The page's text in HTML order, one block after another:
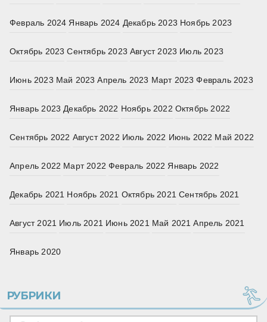
Февраль 2024 Январь 2024 Декабрь 2023 Ноябрь 2023
Октябрь 2023 Сентябрь 2023 Август 2023 Июль 2023
Июнь 2023 Май 2023 Апрель 2023 Март 2023 Февраль 2023
Январь 2023 Декабрь 2022 Ноябрь 2022 Октябрь 2022
Сентябрь 2022 Август 2022 Июль 2022 Июнь 2022 Май 2022
Апрель 2022 Март 2022 Февраль 2022 Январь 2022
Декабрь 2021 Ноябрь 2021 Октябрь 2021 Сентябрь 2021
Август 2021 Июль 2021 Июнь 2021 Май 2021 Апрель 2021
Январь 2020
РУБРИКИ